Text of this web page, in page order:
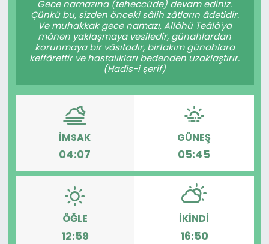
Gece namazına (teheccüde) devam ediniz.
Çünkü bu, sizden önceki sâlih zâtların âdetidir.
Ve muhakkak gece namazı, Allâhü Teâlâ'ya
mânen yaklaşmaya vesîledir, günahlardan
korunmaya bir vâsıtadır, birtakım günahlara
keffârettir ve hastalıkları bedenden uzaklaştırır.
(Hadis-i şerif)
İMSAK
04:07
GÜNEŞ
05:45
ÖĞLE
12:59
İKINDI
16:50
KÜLTÜR SANAT
MAGAZİN
POLİTİKA
SAĞLIK
Siyaset
SPOR
TEKNOLOJİ
Yaşam